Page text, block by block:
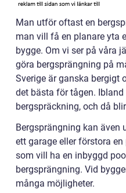
Man utför oftast en
man vill få en planare yta
bygge. Om vi ser på våra
göra bergsprängning på
Sverige är ganska bergigt
det bästa för tågen.
bergspräckning, och då
Bergsprängning kan
ett garage eller förstora
som vill ha en inbyggd
bergsprängning. Vid
många möjligheter.